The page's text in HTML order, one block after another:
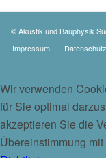
© Akustik und Bauphysik
Impressum
Wir verwenden
für Sie optimal
akzeptieren Sie die
Übereinstimmung